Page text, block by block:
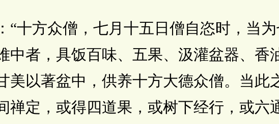
方众僧，七月十五日僧自恣时，当为
中者，具饭百味、五果、汲灌盆器、香
美以著盆中，供养十方大德众僧。当此
禅定，或得四道果，或树下经行，或六